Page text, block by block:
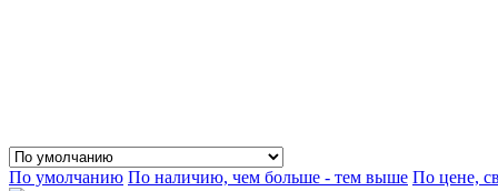
По умолчанию По наличию, чем больше - тем выше По цене,